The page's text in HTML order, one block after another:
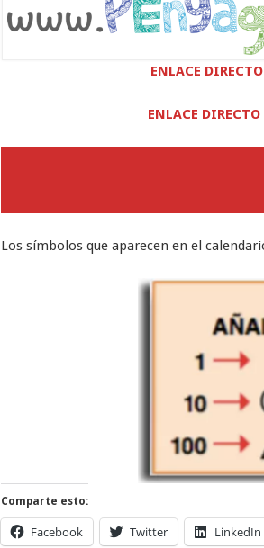
ENLACE
ENLACE
Los símbolos que aparecen en el
Comparte esto:
Facebook Twitter LinkedIn